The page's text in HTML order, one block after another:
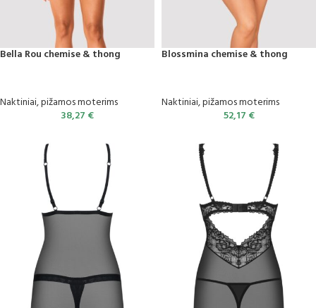
Bella Rou chemise & thong
Naktiniai, pižamos moterims
38,27 €
Blossmina chemise & thong
Naktiniai, pižamos moterims
52,17 €